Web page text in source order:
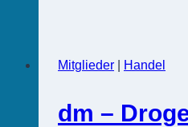
Mitglieder
Handel
dm –